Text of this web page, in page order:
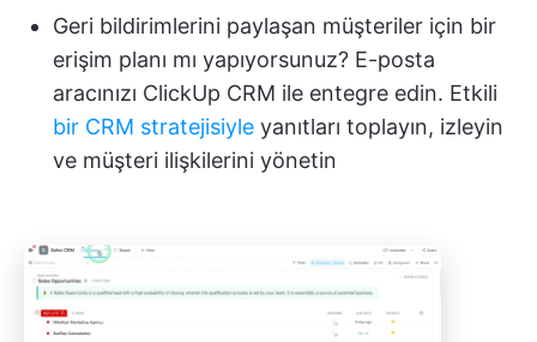
Geri bildirimlerini paylaşan müşteriler için bir
erişim planı mı yapıyorsunuz? E-posta
aracınızı ClickUp CRM ile entegre edin. Etkili
bir CRM stratejisiyle yanıtları toplayın, izleyin
ve müşteri ilişkilerini yönetin